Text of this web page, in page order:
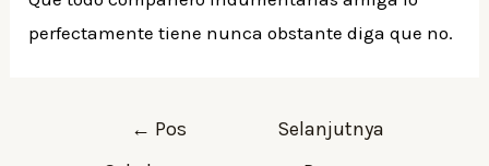
perfectamente tiene nunca obstante diga que no.
← Pos
Selanjutnya